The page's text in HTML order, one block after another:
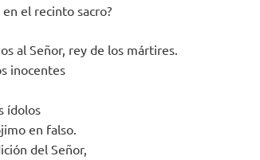
el recinto sacro?
al Señor, rey de los mártires.
inocentes
ídolos
en falso.
del Señor,